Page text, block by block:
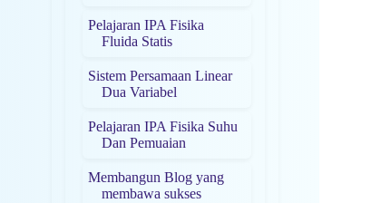
Pelajaran IPA Fisika
Fluida Statis
Sistem Persamaan Linear
Dua Variabel
Pelajaran IPA Fisika Suhu
Dan Pemuaian
Membangun Blog yang
membawa sukses